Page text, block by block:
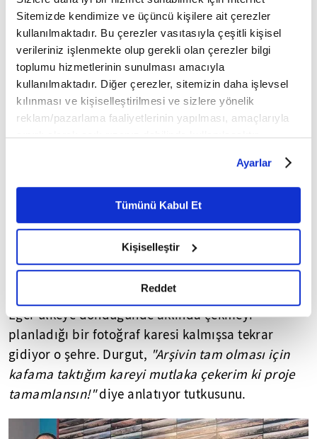
Sitemizde kendimize ve üçüncü kişilere ait çerezler
kullanılmaktadır. Bu çerezler vasıtasıyla çeşitli kişisel
verileriniz işlenmekte olup gerekli olan çerezler bilgi
toplumu hizmetlerinin sunulması amacıyla
kullanılmaktadır. Diğer çerezler, sitemizin daha işlevsel
kılınması ve kişiselleştirilmesi ve sizlere yönelik
reklam/pazarlama faaliyetlerinin yapılması, amaçlarıyla
sınırlı olarak açık rızanız dahilinde kullanılacaktır.
belirleyebilirsiniz. Çerezlere ilişkin detaylı bilgi için
Ayarlar butonuna tıklayabilir,Çerez Bilgilendirme
Metnimizi ziyaret edebilirsiniz.
6698 sayılı Kişisel Verilerin Korunması Kanunu uyarınca
okumak ve sitemizi ziyaretiniz kapsamında
gerçekleştirilen veri işleme faaliyetleri ile ilgili daha
detaylı bilgi almak için lütfentıklayınız.
Ayarlar
Tümünü Kabul Et
Kişiselleştir
Reddet
Eğer ülkeye döndüğünde aklında çekmeyi
planladığı bir fotoğraf karesi kalmışsa tekrar
gidiyor o şehre. Durgut, "Arşivin tam olması için
kafama taktığım kareyi mutlaka çekerim ki proje
tamamlansın!"diye anlatıyor tutkusunu.